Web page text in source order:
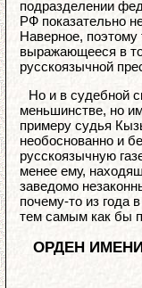
подразделении
РФ показательно
Наверное,
выражающееся в
русскоязычной
Но и в судебной
меньшинстве, но
примеру судья
необоснованно и
русскоязычную
менее ему,
заведомо
почему-то из года
тем самым как бы
ОРДЕН